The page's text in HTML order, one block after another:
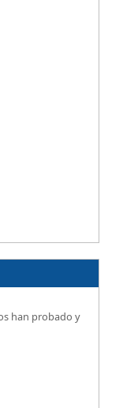
han probado y